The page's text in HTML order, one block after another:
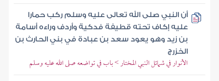
أن النبي صلى الله تعالى عليه وسلم ركب حمارا
عليه إكاف تحته قطيفة فدكية وأردف وراءه أسامة
بن زيد وهو يعود سعد بن عبادة في بني الحارث بن
الخزرج
الأنوار في شمائل النبي المختار > باب في تواضعه صلى الله عليه وسلم